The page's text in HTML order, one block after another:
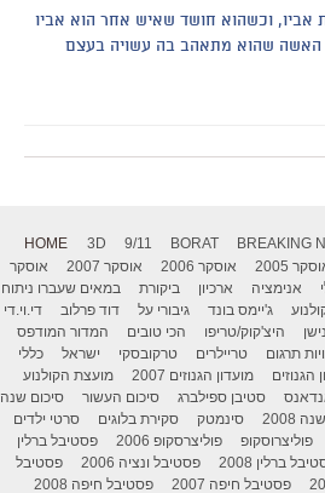
אביו, וכשהוא חושד שאיש אחר הוא אביו
האשה שהוא מתאהב בה עשויה בעצם
HOME 3D 9/11 BORAT BREAKING
2005 אוסקר 2006 אוסקר 2007
אוסקר
אנימציה ארכיון ביקורת
במאים שעברו ניתוח
ג'יימס בונד גיבורי על דוד פרלוב
די.וי.די
היצ'קוק/טריפו הכי טובים
המדור המודפס
תרגום טריילרים טרקובסקי ישראל
כללי
הגנוזים מועדון הגנוזים 2007
מועצת הקולנוע
סטיבן ספילברג סיכום העשור
סיכום שנה
2008 סינמטק סקירת בלוגים
סרטי ילדים
פוליצרוסקופ פוליצרסקופ 2006
פסטיבל ברלין
ברלין 2008 פסטיבל ונציה 2006
פסטיבל
פסטיבל חיפה 2007 פסטיבל חיפה 2008